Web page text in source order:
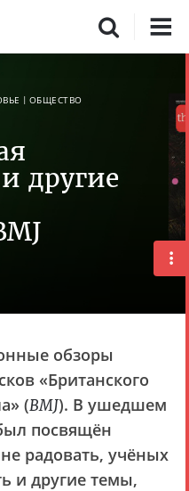
ОБЩЕСТВО
другие
обзоры
«Британского
(BMJ). В ушедшем
посвящён
радовать, учёных
и другие темы,